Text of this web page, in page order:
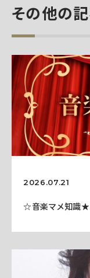
その他の
2026.07.21
☆音楽マメ知識★